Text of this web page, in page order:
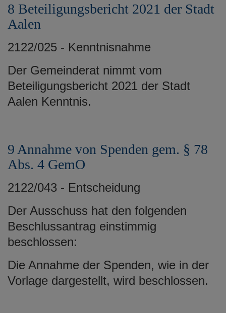
8 Beteiligungsbericht 2021 der Stadt
Aalen
2122/025 - Kenntnisnahme
Der Gemeinderat nimmt vom
Beteiligungsbericht 2021 der Stadt
Aalen Kenntnis.
9 Annahme von Spenden gem. § 78
Abs. 4 GemO
2122/043 - Entscheidung
Der Ausschuss hat den folgenden
Beschlussantrag einstimmig
beschlossen:
Die Annahme der Spenden, wie in der
Vorlage dargestellt, wird beschlossen.